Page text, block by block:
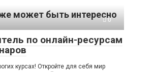
может быть интересно
0
по онлайн-ресурсам
курсах! Откройте для себя мир